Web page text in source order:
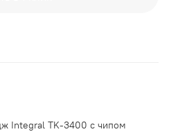
Integral TK-3400 с чипом